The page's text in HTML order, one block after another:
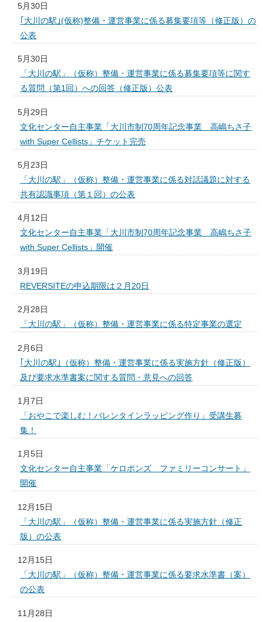
5月30日
｢大川の駅｣(仮称)整備・運営事業に係る募集要項等（修正版）の
公表
5月30日
「大川の駅」（仮称）整備・運営事業に係る募集要項等に関す
る質問（第1回）への回答（修正版）公表
5月29日
文化センター自主事業「大川市制70周年記念事業 高嶋ちさ子
with Super Cellists」チケット完売
5月23日
「大川の駅」（仮称）整備・運営事業に係る対話議題に対する
共有認識事項（第１回）の公表
4月12日
文化センター自主事業「大川市制70周年記念事業 高嶋ちさ子
with Super Cellists」開催
3月19日
REVERSITEの申込期限は２月20日
2月28日
「大川の駅」（仮称）整備・運営事業に係る特定事業の選定
2月6日
｢大川の駅｣（仮称）整備・運営事業に係る実施方針（修正版）
及び要求水準書案に関する質問・意見への回答
1月7日
「おやこで楽しむ！バレンタインラッピング作り」受講生募
集！
1月5日
文化センター自主事業「ケロポンズ ファミリーコンサート」
開催
12月15日
「大川の駅」（仮称）整備・運営事業に係る実施方針（修正
版）の公表
12月15日
「大川の駅」（仮称）整備・運営事業に係る要求水準書（案）
の公表
11月28日